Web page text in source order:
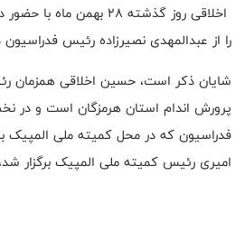
اخلاقی روز گذشته 28
را از عبدالمهدی نصیرزاده رئیس
شایان ذکر است، حسین اخلاقی همزمان
پرورش اندام استان هرمزگان است و در
فدراسیون که در محل کمیته ملی المپیک
امیری رئیس کمیته ملی المپیک برگزار